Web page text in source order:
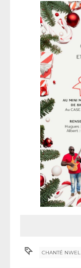
CHANTÉ NWEL